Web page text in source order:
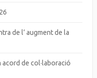
de l’ augment de la
acord de col·laboració